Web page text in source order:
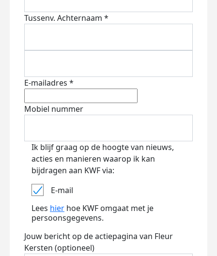
Tussenv. Achternaam *
E-mailadres *
Mobiel nummer
Ik blijf graag op de hoogte van nieuws,
acties en manieren waarop ik kan
bijdragen aan KWF via:
E-mail
Lees hier hoe KWF omgaat met je
persoonsgegevens.
Jouw bericht op de actiepagina van Fleur
Kersten (optioneel)